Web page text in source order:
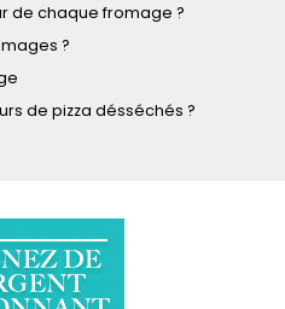
de chaque fromage ?
?
de pizza désséchés ?